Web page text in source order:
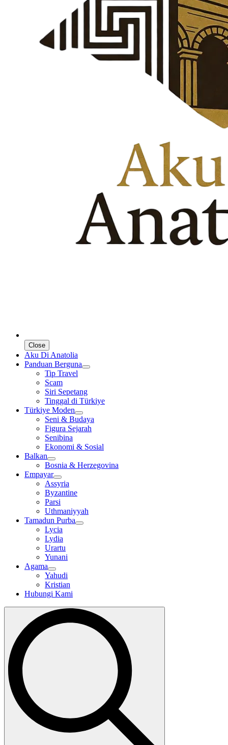
Close
Aku Di Anatolia
Panduan Berguna
Tip Travel
Scam
Siri Sepetang
Tinggal di Türkiye
Türkiye Moden
Seni & Budaya
Figura Sejarah
Senibina
Ekonomi & Sosial
Balkan
Bosnia & Herzegovina
Empayar
Assyria
Byzantine
Parsi
Uthmaniyyah
Tamadun Purba
Lycia
Lydia
Urartu
Yunani
Agama
Yahudi
Kristian
Hubungi Kami